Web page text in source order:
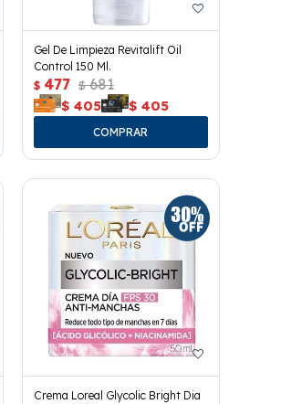
Gel De Limpieza Revitalift Oil
Control 150 Ml.
$ 477 $ 681
$ 405 $ 405
Crema Loreal Glycolic Bright Dia